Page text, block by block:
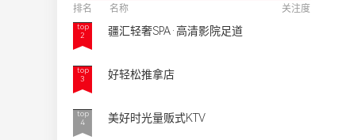
排名 名称 关注度
top
2
疆汇轻奢SPA·高清影院足道
top
3
好轻松推拿店
top
4
美好时光量贩式KTV